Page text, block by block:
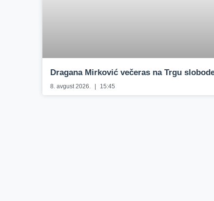
Dragana Mirković večeras na Trgu
8. avgust 2026. 15:45